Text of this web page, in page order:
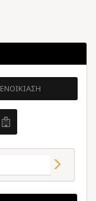
ΕΝΟΙΚΙΑΣΗ